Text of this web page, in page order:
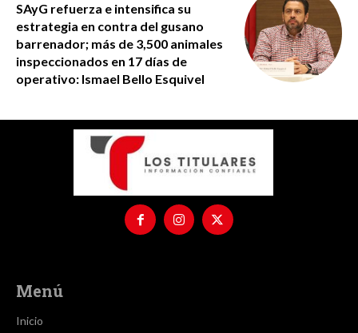
SAyG refuerza e intensifica su
estrategia en contra del gusano
barrenador; más de 3,500 animales
inspeccionados en 17 días de
operativo: Ismael Bello Esquivel
Menú
Inicio